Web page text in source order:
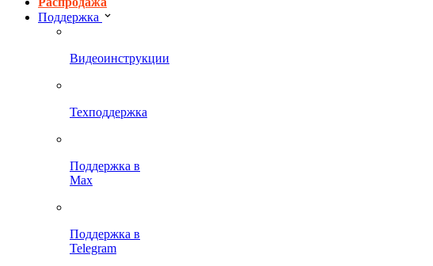
Поддержка
Видеоинструкции
Техподдержка
Поддержка в
Max
Поддержка в
Telegram